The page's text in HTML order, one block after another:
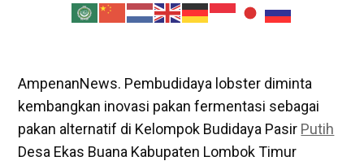
AmpenanNews. Pembudidaya lobster diminta
kembangkan inovasi pakan fermentasi sebagai
pakan alternatif di Kelompok Budidaya Pasir Putih
Desa Ekas Buana Kabupaten Lombok Timur